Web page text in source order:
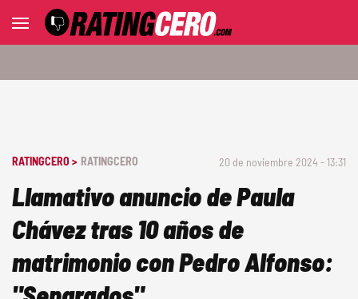
RATINGCERO > RATINGCERO 20 de noviembre 2024 - 13:31
Llamativo anuncio de Paula
Chávez tras 10 años de
matrimonio con Pedro Alfonso: